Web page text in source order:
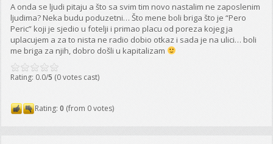
A onda se ljudi pitaju a što sa svim tim novo nastalim ne zaposlenim
ljudima? Neka budu poduzetni… Što mene boli briga što je “Pero
Peric” koji je sjedio u fotelji i primao placu od poreza kojeg ja
uplacujem a za to nista ne radio dobio otkaz i sada je na ulici… boli
me briga za njih, dobro došli u kapitalizam
Rating: 0.0/5 (0 votes cast)
Rating:0 (from 0 votes)